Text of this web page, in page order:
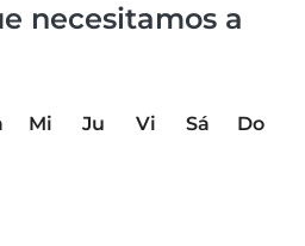
necesitamos a
Mi Ju Vi Sá
Do